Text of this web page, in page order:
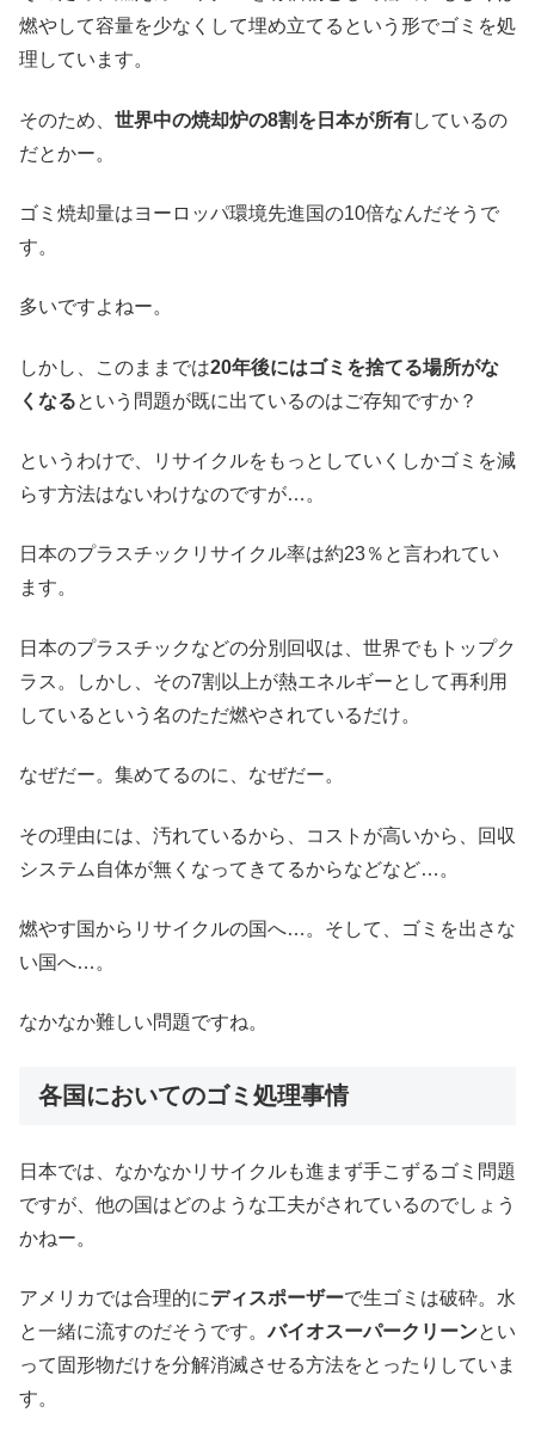
燃やして容量を少なくして埋め立てるという形でゴミを処
理しています。
そのため、 世界中の焼却炉の8割を日本が所有しているの
だとかー。
ゴミ焼却量はヨーロッパ環境先進国の10倍なんだそうで
す。
多いですよねー。
しかし、このままでは20年後にはゴミを捨てる場所がな
くなるという問題が既に出ているのはご存知ですか？
というわけで、リサイクルをもっとしていくしかゴミを減
らす方法はないわけなのですが…。
日本のプラスチックリサイクル率は約23％と言われてい
ます。
日本のプラスチックなどの分別回収は、世界でもトップク
ラス。しかし、その7割以上が熱エネルギーとして再利用
しているという名のただ燃やされているだけ。
なぜだー。集めてるのに、なぜだー。
その理由には、汚れているから、コストが高いから、回収
システム自体が無くなってきてるからなどなど…。
燃やす国からリサイクルの国へ…。そして、ゴミを出さな
い国へ…。
なかなか難しい問題ですね。
各国においてのゴミ処理事情
日本では、なかなかリサイクルも進まず手こずるゴミ問題
ですが、他の国はどのような工夫がされているのでしょう
かねー。
アメリカでは合理的にディスポーザーで生ゴミは破砕。水
と一緒に流すのだそうです。バイオスーパークリーンとい
って固形物だけを分解消滅させる方法をとったりしていま
す。